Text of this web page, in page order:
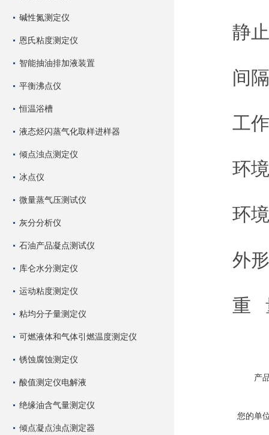
碱性氮测定仪
恩氏粘度测定仪
智能抽油排加液装置
平衡沸点仪
恒温浴槽
液态烃闪蒸气化取样进样器
倾点浊点测定仪
冰点仪
微量蒸气压测试仪
灰分分析仪
石油产品凝点测试仪
库仑水分测定仪
运动粘度测定仪
粘均分子量测定仪
可燃液体和气体引燃温度测定仪
锈蚀腐蚀测定仪
酸值测定仪电解液
绝缘油含气量测定仪
倾点凝点浊点测定器
静止
间隔
工作
环境
环境
外形尺
重 量
产
您的单